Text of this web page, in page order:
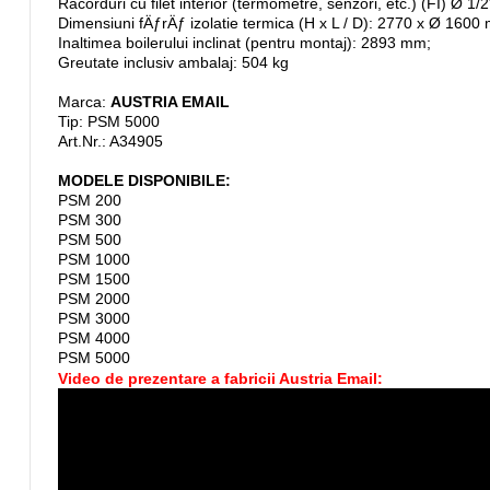
Dimensiuni fÄƒrÄƒ izolatie termica (H x L / D): 2770 x Ø 1600
Inaltimea boilerului inclinat (pentru montaj): 2893 mm;
Greutate inclusiv ambalaj: 504 kg
Marca:AUSTRIA EMAIL
Tip: PSM 5000
Art.Nr.: A34905
MODELE DISPONIBILE:
PSM 200
PSM 300
PSM 500
PSM 1000
PSM 1500
PSM 2000
PSM 3000
PSM 4000
PSM 5000
Video de prezentare a fabricii Austria Email: